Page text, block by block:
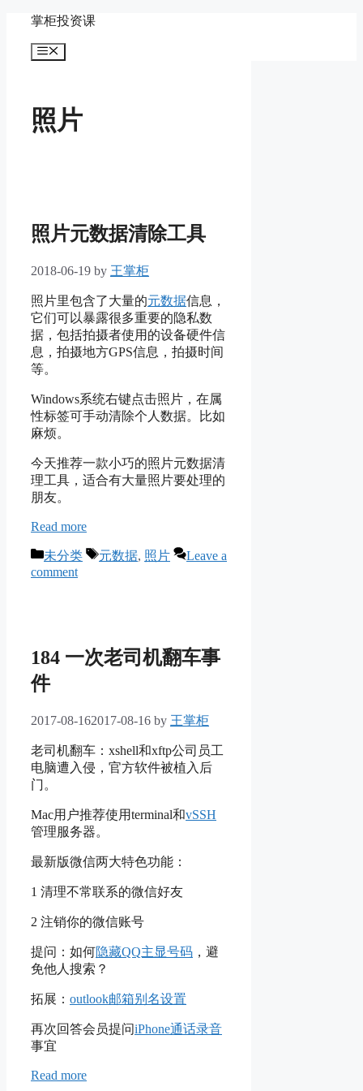
content
掌柜投资课
Menu
照片
照片元数据清除工具
2018-06-19 by 王掌柜
照片里包含了大量的元数据信息，
它们可以暴露很多重要的隐私数
据，包括拍摄者使用的设备硬件信
息，拍摄地方GPS信息，拍摄时间
等。
Windows系统右键点击照片，在属
性标签可手动清除个人数据。比如
麻烦。
今天推荐一款小巧的照片元数据清
理工具，适合有大量照片要处理的
朋友。
Read more
Categories
未分类 Tags
元数据, 照片
Leave a
comment
184 一次老司机翻车事
件
2017-08-162017-08-16 by 王掌柜
老司机翻车：xshell和xftp公司员工
电脑遭入侵，官方软件被植入后
门。
Mac用户推荐使用terminal和vSSH
管理服务器。
最新版微信两大特色功能：
1 清理不常联系的微信好友
2 注销你的微信账号
提问：如何隐藏QQ主显号码 ，避
免他人搜索？
拓展： outlook邮箱别名设置
再次回答会员提问iPhone通话录音
事宜
Read more